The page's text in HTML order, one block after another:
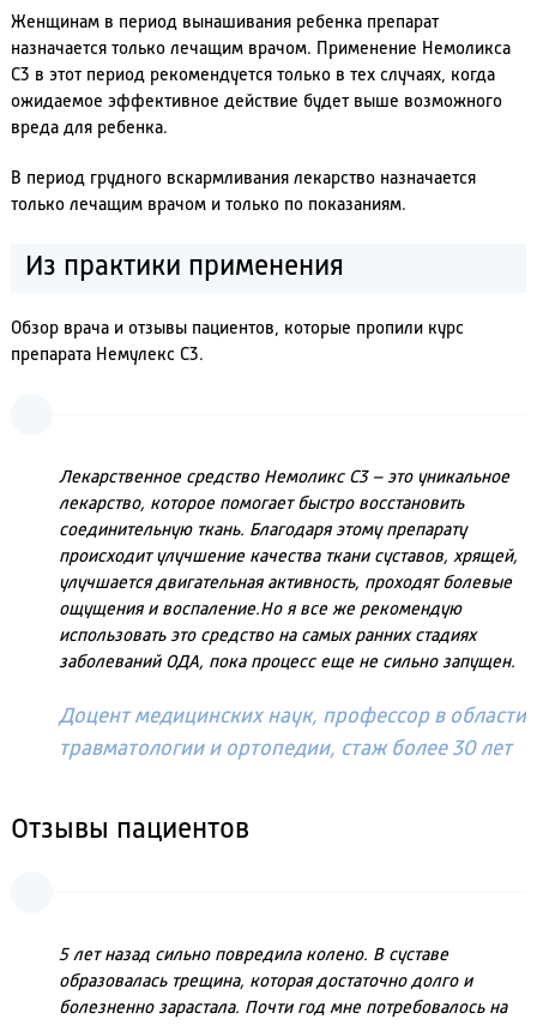
Женщинам в период вынашивания ребенка препарат
назначается только лечащим врачом. Применение Немоликса
С3 в этот период рекомендуется только в тех случаях, когда
ожидаемое эффективное действие будет выше возможного
вреда для ребенка.
В период грудного вскармливания лекарство назначается
только лечащим врачом и только по показаниям.
Из практики применения
Обзор врача и отзывы пациентов, которые пропили курс
препарата Немулекс С3.
Лекарственное средство Немоликс С3 – это уникальное
лекарство, которое помогает быстро восстановить
соединительную ткань. Благодаря этому препарату
происходит улучшение качества ткани суставов, хрящей,
улучшается двигательная активность, проходят болевые
ощущения и воспаление.Но я все же рекомендую
использовать это средство на самых ранних стадиях
заболеваний ОДА, пока процесс еще не сильно запущен.
Доцент медицинских наук, профессор в области
травматологии и ортопедии, стаж более 30 лет
Отзывы пациентов
5 лет назад сильно повредила колено. В суставе
образовалась трещина, которая достаточно долго и
болезненно зарастала. Почти год мне потребовалось на